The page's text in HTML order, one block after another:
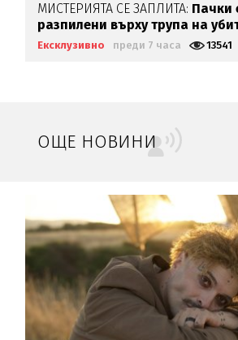
МИСТЕРИЯТА СЕ ЗАПЛИТА: Пачки
разпилени върху трупа на
Загатото
Ексклузивно преди 7 часа 13541
ОЩЕ НОВИНИ